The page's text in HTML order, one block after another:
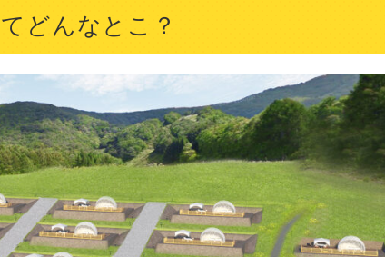
どんなとこ？